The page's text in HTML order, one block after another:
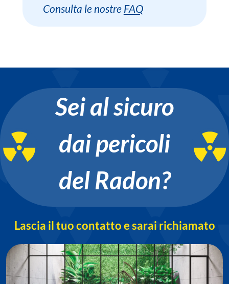
Consulta le nostre FAQ
Sei al sicuro
dai pericoli
del Radon?
Lascia il tuo contatto e sarai richiamato